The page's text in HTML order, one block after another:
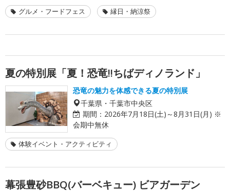
グルメ・フードフェス 縁日・納涼祭
夏の特別展「夏！恐竜!!ちばディノランド」
恐竜の魅力を体感できる夏の特別展
千葉県・千葉市中央区
期間： 2026年7月18日(土)～8月31日(月) ※
会期中無休
体験イベント・アクティビティ
幕張豊砂BBQ(バーベキュー) ビアガーデン